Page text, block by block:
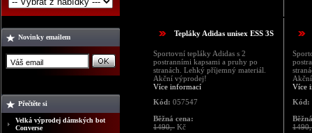
Novinky emailem
Přečtěte si
Velká výprodej dámských bot
Converse
Tepláky Adidas unisex ESS 3S
Sportovní tepláky Adidas s 2
postranními kapsami a pruhy po
stranách. Lehký příjemný materiál.
Akční výprodej!
Více informací
Kód: 057547
Běžná cena:
1490,- Kč
Více
Kód: